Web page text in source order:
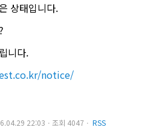
상태입니다.
니다.
notice/
22:03ㆍ조회 4047ㆍ RSS